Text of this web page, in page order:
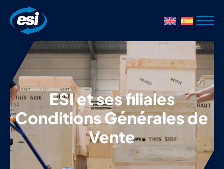
ESI et ses filiales
Conditions Générales de
Vente